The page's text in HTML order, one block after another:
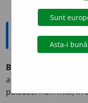
Enciclopedice
Briza minor
anuală, în formă
păioase. Flori mici, în